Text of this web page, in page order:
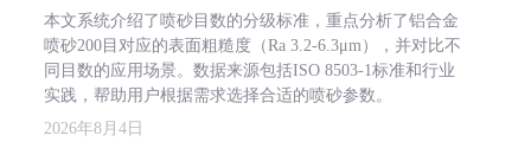
本文系统介绍了喷砂目数的分级标准，重点分析了铝合金
喷砂200目对应的表面粗糙度（Ra 3.2-6.3μm），并对比不
同目数的应用场景。数据来源包括ISO 8503-1标准和行业
实践，帮助用户根据需求选择合适的喷砂参数。
2026年8月4日